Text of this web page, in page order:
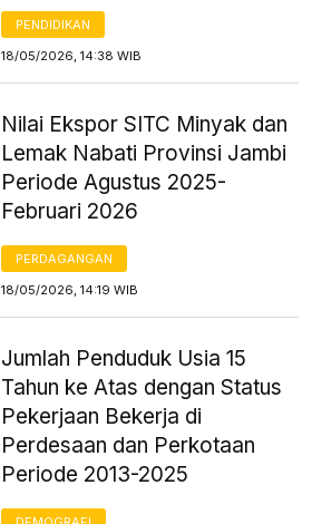
PENDIDIKAN
18/05/2026, 14:38 WIB
Nilai Ekspor SITC Minyak dan
Lemak Nabati Provinsi Jambi
Periode Agustus 2025-
Februari 2026
PERDAGANGAN
18/05/2026, 14:19 WIB
Jumlah Penduduk Usia 15
Tahun ke Atas dengan Status
Pekerjaan Bekerja di
Perdesaan dan Perkotaan
Periode 2013-2025